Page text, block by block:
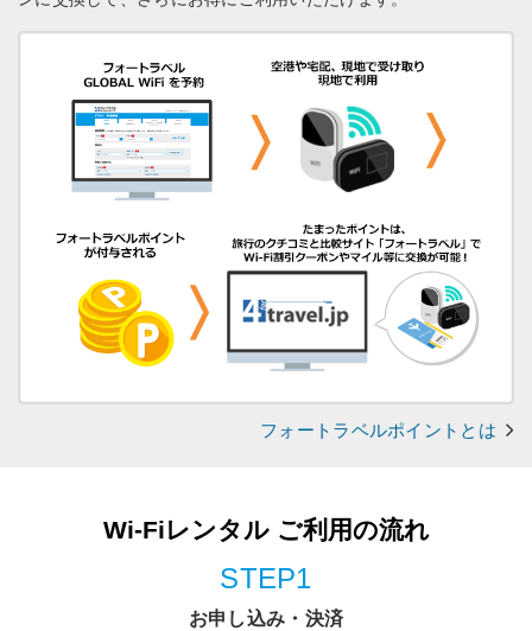
フォートラベルポイントとは
Wi-Fiレンタル ご利用の流れ
STEP1
お申し込み・決済